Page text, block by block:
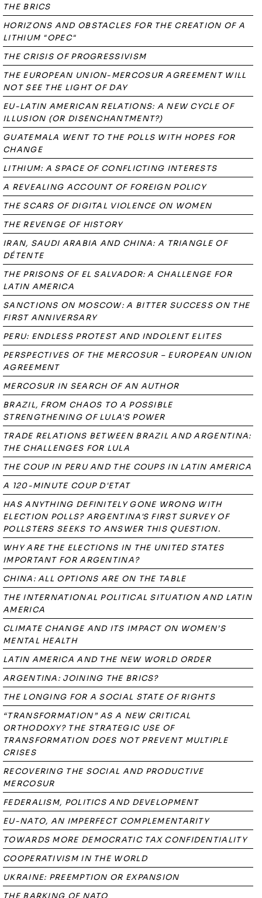
THE BRICS
HORIZONS AND OBSTACLES FOR THE CREATION OF A
LITHIUM "OPEC"
THE CRISIS OF PROGRESSIVISM
THE EUROPEAN UNION-MERCOSUR AGREEMENT WILL
NOT SEE THE LIGHT OF DAY
EU-LATIN AMERICAN RELATIONS: A NEW CYCLE OF
ILLUSION (OR DISENCHANTMENT?)
GUATEMALA WENT TO THE POLLS WITH HOPES FOR
CHANGE
LITHIUM: A SPACE OF CONFLICTING INTERESTS
A REVEALING ACCOUNT OF FOREIGN POLICY
THE SCARS OF DIGITAL VIOLENCE ON WOMEN
THE REVENGE OF HISTORY
IRAN, SAUDI ARABIA AND CHINA: A TRIANGLE OF
DÉTENTE
THE PRISONS OF EL SALVADOR: A CHALLENGE FOR
LATIN AMERICA
SANCTIONS ON MOSCOW: A BITTER SUCCESS ON THE
FIRST ANNIVERSARY
PERU: ENDLESS PROTEST AND INDOLENT ELITES
PERSPECTIVES OF THE MERCOSUR – EUROPEAN UNION
AGREEMENT
MERCOSUR IN SEARCH OF AN AUTHOR
BRAZIL, FROM CHAOS TO A POSSIBLE
STRENGTHENING OF LULA'S POWER
TRADE RELATIONS BETWEEN BRAZIL AND ARGENTINA:
THE CHALLENGES FOR LULA
THE COUP IN PERU AND THE COUPS IN LATIN AMERICA
A 120-MINUTE COUP D'ETAT
HAS ANYTHING DEFINITELY GONE WRONG WITH
ELECTION POLLS? ARGENTINA'S FIRST SURVEY OF
POLLSTERS SEEKS TO ANSWER THIS QUESTION.
WHY ARE THE ELECTIONS IN THE UNITED STATES
IMPORTANT FOR ARGENTINA?
CHINA: ALL OPTIONS ARE ON THE TABLE
THE INTERNATIONAL POLITICAL SITUATION AND LATIN
AMERICA
CLIMATE CHANGE AND ITS IMPACT ON WOMEN’S
MENTAL HEALTH
LATIN AMERICA AND THE NEW WORLD ORDER
ARGENTINA: JOINING THE BRICS?
THE LONGING FOR A SOCIAL STATE OF RIGHTS
“TRANSFORMATION” AS A NEW CRITICAL
ORTHODOXY? THE STRATEGIC USE OF
TRANSFORMATION DOES NOT PREVENT MULTIPLE
CRISES
RECOVERING THE SOCIAL AND PRODUCTIVE
MERCOSUR
FEDERALISM, POLITICS AND DEVELOPMENT
EU-NATO, AN IMPERFECT COMPLEMENTARITY
TOWARDS MORE DEMOCRATIC TAX CONFIDENTIALITY
COOPERATIVISM IN THE WORLD
UKRAINE: PREEMPTION OR EXPANSION
THE BARKING OF NATO